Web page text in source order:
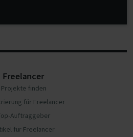
Freelancer
Projekte finden
für Freelancer
Auftraggeber
für Freelancer